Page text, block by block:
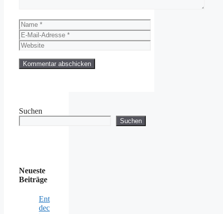
Name
E-
Mail-
Adresse
Website
Suchen
Suchen
Neueste
Beiträge
Ent
dec